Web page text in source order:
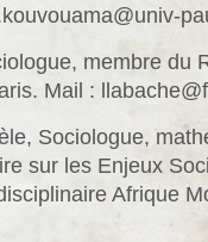
membre du
Mail :
Sociologue,
sur les Enjeux
Afrique